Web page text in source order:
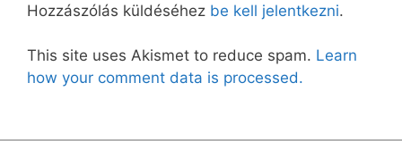
Hozzászólás küldéséhez be kell jelentkezni.
This site uses Akismet to reduce spam. Learn
how your comment data is processed.